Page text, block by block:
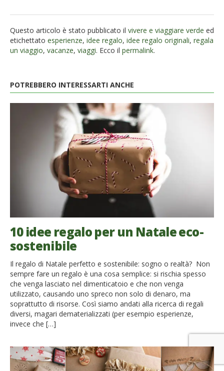
Questo articolo è stato pubblicato il vivere e viaggiare verde ed
etichettato esperienze, idee regalo, idee regalo originali, regala
un viaggio, vacanze, viaggi. Ecco il permalink.
POTREBBERO INTERESSARTI ANCHE
10 idee regalo per un Natale eco-
sostenibile
Il regalo di Natale perfetto e sostenibile: sogno o realtà? Non
sempre fare un regalo è una cosa semplice: si rischia spesso
che venga lasciato nel dimenticatoio e che non venga
utilizzato, causando uno spreco non solo di denaro, ma
soprattutto di risorse. Così siamo andati alla ricerca di regali
diversi, magari dematerializzati (per esempio esperienze,
invece che […]